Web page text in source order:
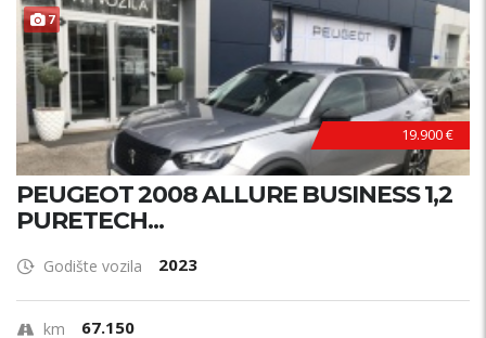
7
19.900 €
PEUGEOT 2008 ALLURE BUSINESS 1,2
PURETECH...
Godište vozila 2023
km 67.150